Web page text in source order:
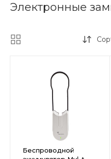
Электронные
Беспроводной